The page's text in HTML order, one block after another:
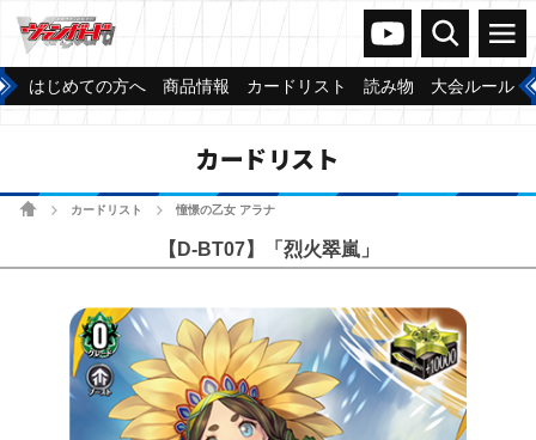
ヴァンガードch
検索 メニュー
はじめての方へ 商品情報 カードリスト 読み物 大会ルール
カードリスト
ホームカードリスト 憧憬の乙女 アラナ
【D-BT07】「烈火翠嵐」